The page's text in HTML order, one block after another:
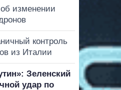
изменении
контроль
из Италии
Зеленский
удар по